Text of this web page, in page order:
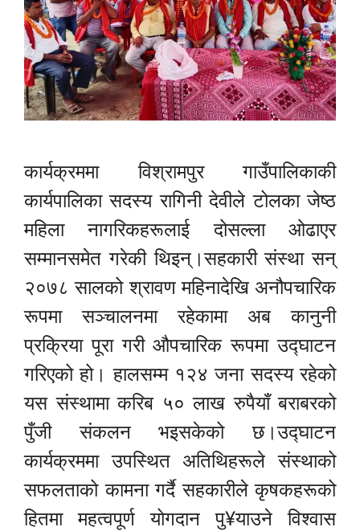
कार्यक्रममा विश्रामपुर गाउँपालिकाकी
कार्यपालिका सदस्य रागिनी देवीले टोलका जेष्ठ
महिला नागरिकहरूलाई दोसल्ला ओढाएर
सम्मानसमेत गरेकी थिइन्।सहकारी संस्था सन्
२०७८ सालको श्रावण महिनादेखि अनौपचारिक
रूपमा सञ्चालनमा रहेकामा अब कानुनी
प्रक्रिया पूरा गरी औपचारिक रूपमा उद्घाटन
गरिएको हो। हालसम्म १२४ जना सदस्य रहेको
यस संस्थामा करिब ५० लाख रुपैयाँ बराबरको
पुँजी संकलन भइसकेको छ।उद्घाटन
कार्यक्रममा उपस्थित अतिथिहरूले संस्थाको
सफलताको कामना गर्दै सहकारीले कृषकहरूको
हितमा महत्वपूर्ण योगदान पु¥याउने विश्वास